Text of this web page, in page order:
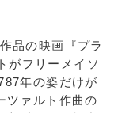
品の映画『プラ
がフリーメイソ
年の姿だけが
ツァルト作曲の